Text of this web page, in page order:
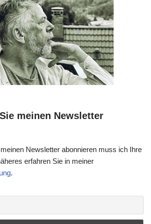
meinen Newsletter
Newsletter abonnieren muss ich Ihre
erfahren Sie in meiner
.